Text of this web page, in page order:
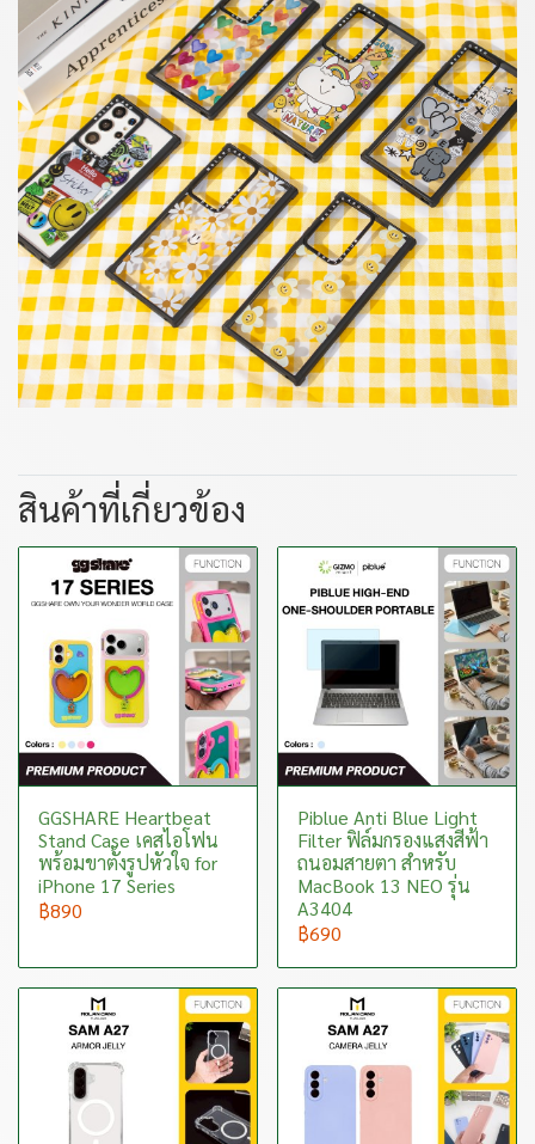
สินค้าที่เกี่ยวข้อง
GGSHARE Heartbeat
Stand Case เคสไอโฟน
พร้อมขาตั้งรูปหัวใจ for
iPhone 17 Series
฿890
Piblue Anti Blue Light
Filter ฟิล์มกรองแสงสีฟ้า
ถนอมสายตา สำหรับ
MacBook 13 NEO รุ่น
A3404
฿690